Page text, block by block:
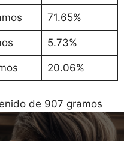
71.65%
5.73%
20.06%
de 907 gramos